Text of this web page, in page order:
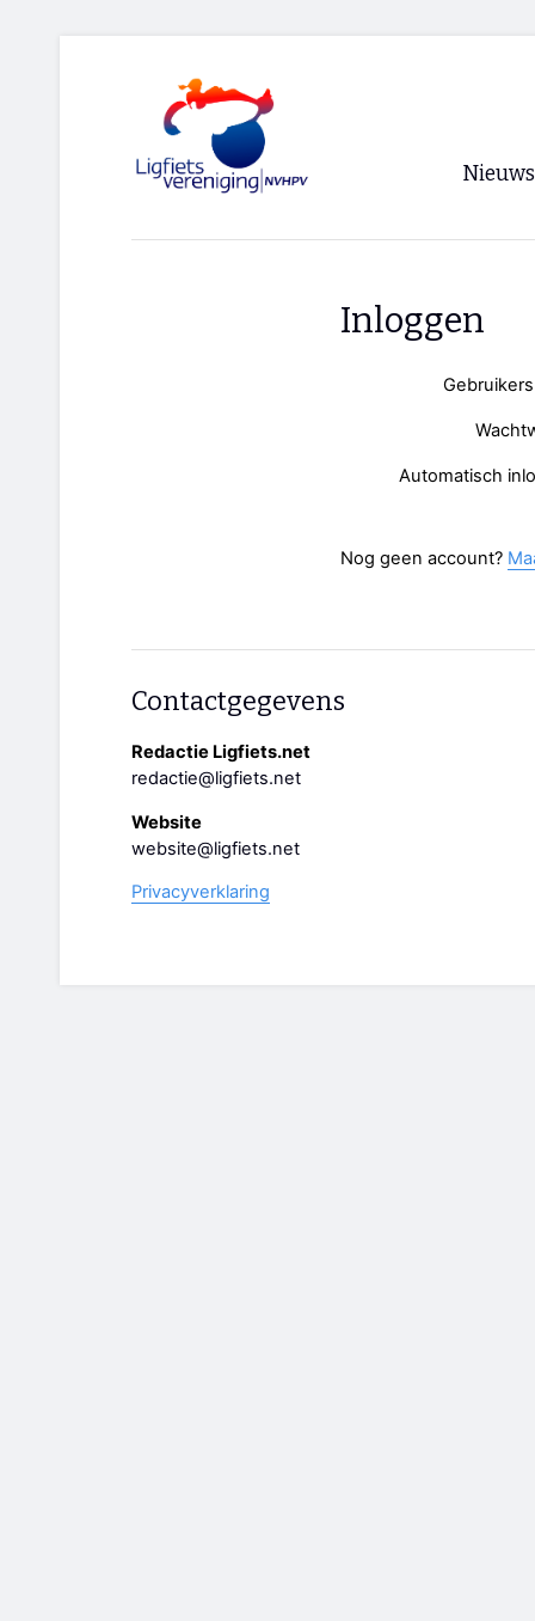
Nieuws
Inloggen
Automatisch
Nog geen account?
Contactgegevens
Redactie Ligfiets.net
redactie@ligfiets.net
Website
website@ligfiets.net
Privacyverklaring